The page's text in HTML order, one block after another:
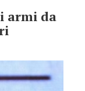
armi da